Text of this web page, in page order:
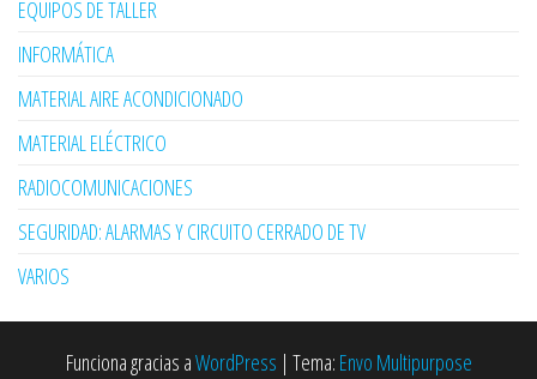
EQUIPOS DE TALLER
INFORMÁTICA
MATERIAL AIRE ACONDICIONADO
MATERIAL ELÉCTRICO
RADIOCOMUNICACIONES
SEGURIDAD: ALARMAS Y CIRCUITO CERRADO DE TV
VARIOS
Funciona gracias aWordPress | Tema: Envo Multipurpose